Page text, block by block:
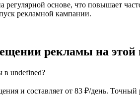
регулярной основе, что повышает
рекламной кампании.
рекламы на этой
в undefined?
и составляет от 83 ₽/день.